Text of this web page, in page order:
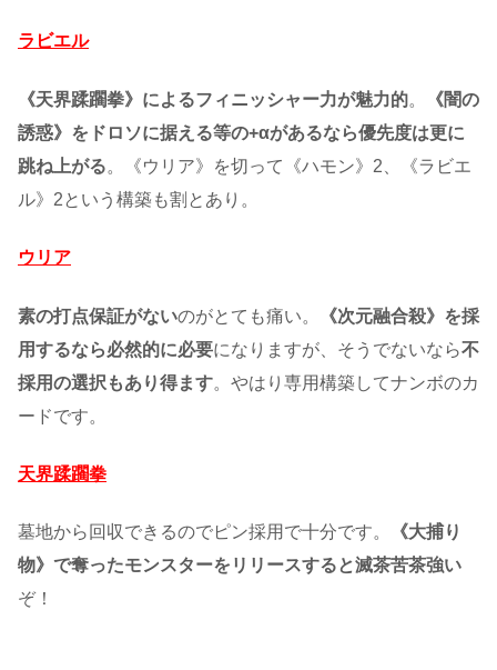
ラビエル
《天界蹂躙拳》によるフィニッシャー力が魅力的。
《闇の
誘惑》をドロソに据える等の+αがあるなら優先度は更に
跳ね上がる。《ウリア》を切って《ハモン》2、《ラビエ
ル》2という構築も割とあり。
ウリア
素の打点保証がないのがとても痛い。
《次元融合殺》を採
用するなら必然的に必要になりますが、そうでないなら不
採用の選択もあり得ます。やはり専用構築してナンボのカ
ードです。
天界蹂躙拳
墓地から回収できるのでピン採用で十分です。
《大捕り
物》で奪ったモンスターをリリースすると滅茶苦茶強い
ぞ！